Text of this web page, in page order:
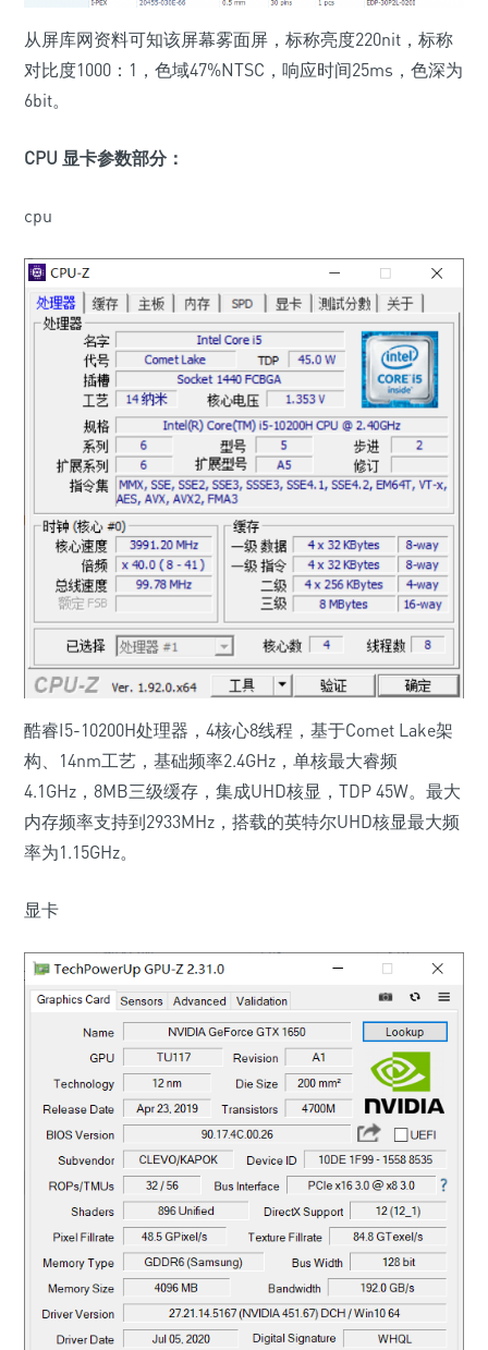
从屏库网资料可知该屏幕雾面屏，标称亮度220nit，标称
对比度1000：1，色域47%NTSC，响应时间25ms，色深为
6bit。
CPU 显卡参数部分：
cpu
酷睿I5-10200H处理器，4核心8线程，基于Comet Lake架
构、14nm工艺，基础频率2.4GHz，单核最大睿频
4.1GHz，8MB三级缓存，集成UHD核显，TDP 45W。最大
内存频率支持到2933MHz，搭载的英特尔UHD核显最大频
率为1.15GHz。
显卡